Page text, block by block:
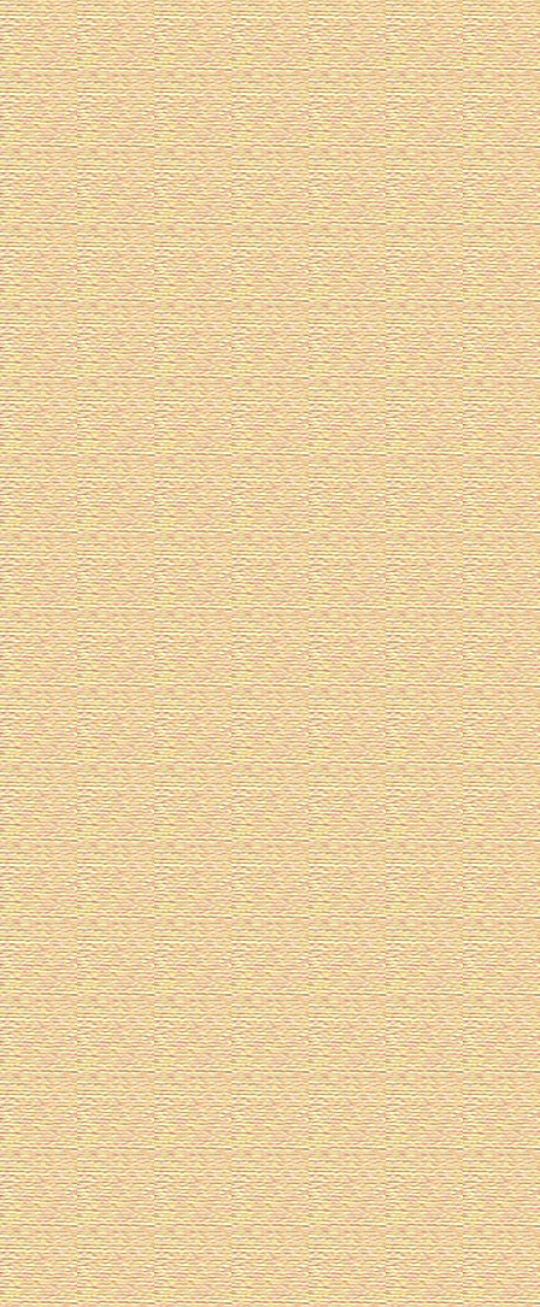
草加市青少年育成推進委員会
となって、様々な活動を通して
す。
令和８年度 生徒総会